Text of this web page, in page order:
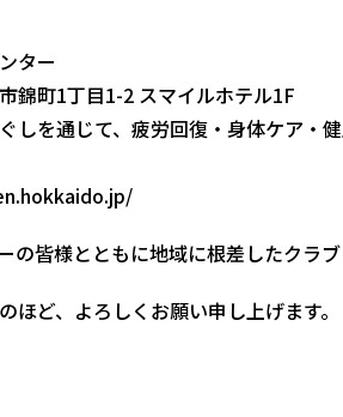
ター
錦町1丁目1-2 スマイルホテル1F
しを通じて、疲労回復・身体ケア
の皆様とともに地域に根差したクラブ
ほど、よろしくお願い申し上げます。